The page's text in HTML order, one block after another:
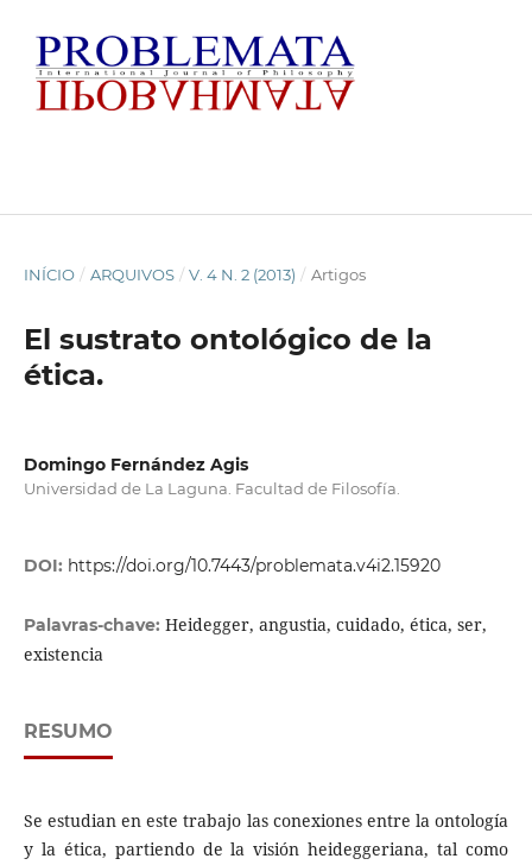
INÍCIO / ARQUIVOS / V. 4 N. 2 (2013) / Artigos
El sustrato ontológico de la
ética.
Domingo Fernández Agis
Universidad de La Laguna. Facultad de Filosofía.
DOI: https://doi.org/10.7443/problemata.v4i2.15920
Palavras-chave: Heidegger, angustia, cuidado, ética, ser,
existencia
RESUMO
Se estudian en este trabajo las conexiones entre la ontología
y la ética, partiendo de la visión heideggeriana, tal como